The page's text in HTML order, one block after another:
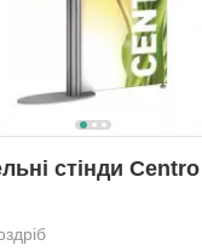
стінди